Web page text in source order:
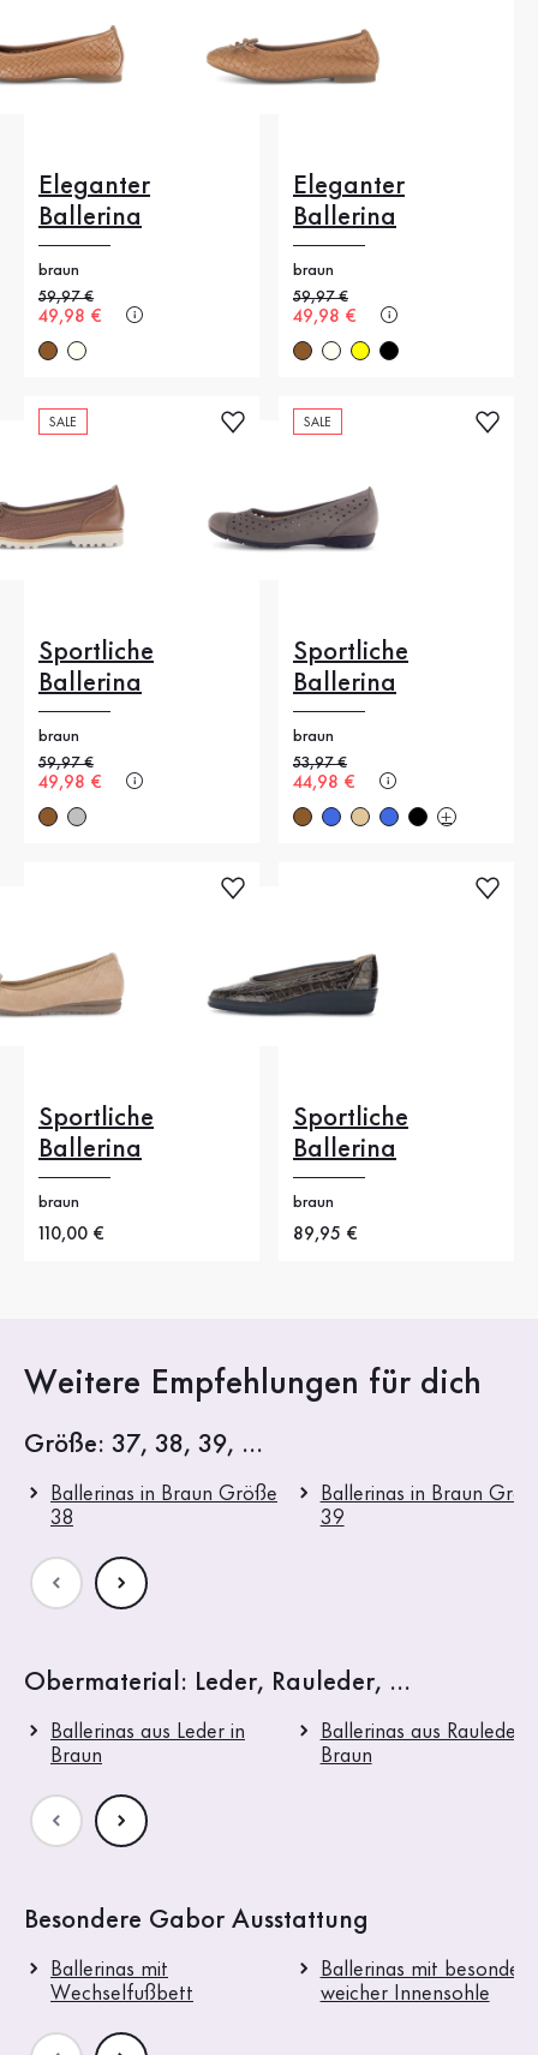
Eleganter
Ballerina
braun
Alter Preis
59,97 €
Neuer Preis
49,98 €
Eleganter
Ballerina
braun
Alter Preis
59,97 €
Neuer Preis
49,98 €
SALE
Sportliche
Ballerina
braun
Alter Preis
59,97 €
Neuer Preis
49,98 €
SALE
Sportliche
Ballerina
braun
Alter Preis
53,97 €
Neuer Preis
44,98 €
Sportliche
Ballerina
braun
Neuer Preis
110,00 €
Sportliche
Ballerina
braun
Neuer Preis
89,95 €
Weitere Empfehlungen für dich
Größe: 37, 38, 39, ...
Ballerinas in Braun Größe
38
Ballerinas in Braun
39
Obermaterial: Leder, Rauleder, ...
Ballerinas aus Leder in
Braun
Ballerinas aus Rauleder
Braun
Besondere Gabor Ausstattung
Ballerinas mit
Wechselfußbett
Ballerinas mit besonders
weicher Innensohle